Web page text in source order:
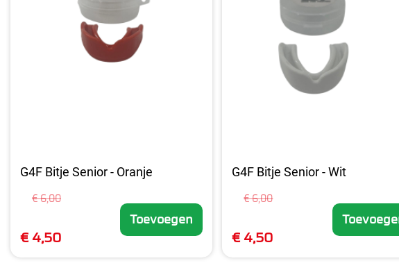
G4F Bitje Senior - Oranje
€ 6,00
€ 4,50
Toevoegen
G4F Bitje Senior - Wit
€ 6,00
€ 4,50